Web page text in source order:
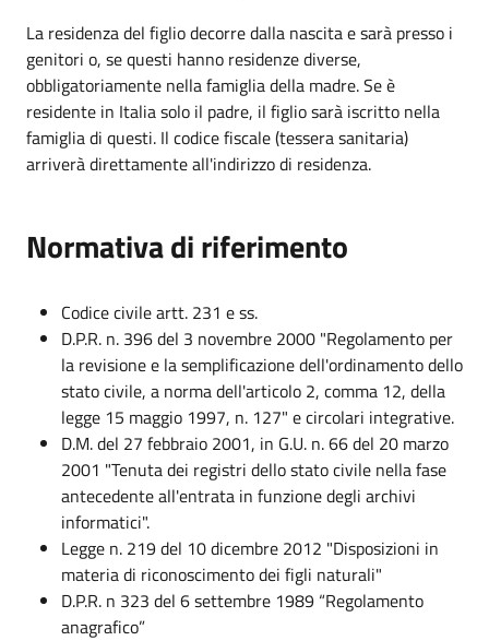
La residenza del figlio decorre dalla nascita e sarà presso i
genitori o, se questi hanno residenze diverse,
obbligatoriamente nella famiglia della madre. Se è
residente in Italia solo il padre, il figlio sarà iscritto nella
famiglia di questi. Il codice fiscale (tessera sanitaria)
arriverà direttamente all'indirizzo di residenza.
Normativa di riferimento
Codice civile artt. 231 e ss.
D.P.R. n. 396 del 3 novembre 2000 "Regolamento per
la revisione e la semplificazione dell'ordinamento dello
stato civile, a norma dell'articolo 2, comma 12, della
legge 15 maggio 1997, n. 127" e circolari integrative.
D.M. del 27 febbraio 2001, in G.U. n. 66 del 20 marzo
2001 "Tenuta dei registri dello stato civile nella fase
antecedente all'entrata in funzione degli archivi
informatici".
Legge n. 219 del 10 dicembre 2012 "Disposizioni in
materia di riconoscimento dei figli naturali"
D.P.R. n 323 del 6 settembre 1989 “Regolamento
anagrafico”